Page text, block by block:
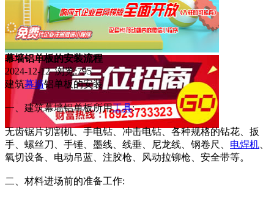
幕墙铝单板的安装流程
2024-12-12 浏览:795
建筑幕墙铝单板的安装
一、建筑幕墙铝单板所用工具:
无齿锯片切割机、手电钻、冲击电钻、各种规格的钻花、扳
手、螺丝刀、手锤、墨线、线垂、尼龙线、钢卷尺、 电焊机
氧切设备、电动吊蓝、注胶枪、风动拉铆枪、安全带等。
二、材料进场前的准备工作: